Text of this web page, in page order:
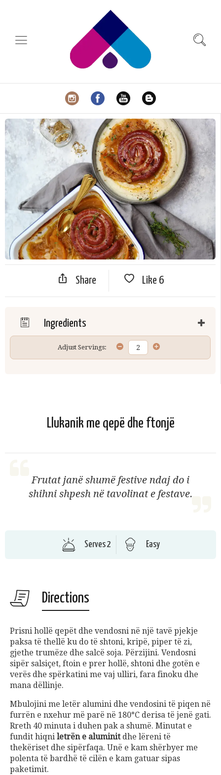
Share Like 6
Ingredients
Adjust Servings:
Llukanik me qepë dhe ftonjë
Frutat janë shumë festive ndaj do i
shihni shpesh në tavolinat e festave.
Serves 2 Easy
Directions
Prisni hollë qepët dhe vendosni në një tavë pjekje
paksa të thellë ku do të shtoni, kripë, piper të zi,
gjethe trumëze dhe salcë soja. Përzijini. Vendosni
sipër salsiçet, ftoin e prer hollë, shtoni dhe gotën e
verës dhe spërkatini me vaj ulliri, fara finoku dhe
mana dëllinje.
Mbulojini me letër alumini dhe vendosini të piqen në
furrën e nxehur më parë në 180°C derisa të jenë gati.
Rreth 40 minuta i duhen pak a shumë. Minutat e
fundit hiqni letrën e aluminitdhe lëreni të
thekëriset dhe sipërfaqa. Unë e kam shërbyer me
polenta të bardhë të cilën e kam gatuar sipas
paketimit.